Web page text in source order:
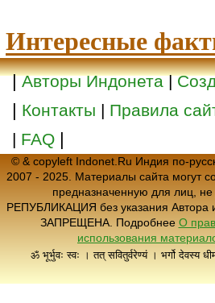
Интересные
|Авторы Индонета|
| Контакты | Правила
| FAQ |
© & copyleft Indonet.Ru Индия по-
2007 - 2025. Материалы сайта могут
предназначенную для лиц, не
РЕПУБЛИКАЦИЯ без указания Автора
ЗАПРЕЩЕНА. Подробнее О
использования
ॐ भूर्भुवः स्वः । तत् सवितुर्वरेण्यं । भर्गो देवस्य